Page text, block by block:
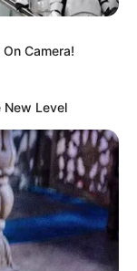
Camera!
New Level